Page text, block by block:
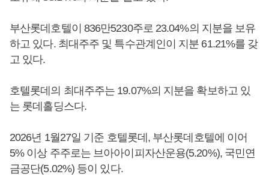
부산롯데호텔이 836만5230주로 23.04%의 지분을 보유
하고 있다. 최대주주 및 특수관계인이 지분 61.21%를 갖
고 있다.
호텔롯데의 최대주주는 19.07%의 지분을 확보하고 있
는 롯데홀딩스다.
2026년 1월27일 기준 호텔롯데, 부산롯데호텔에 이어
5% 이상 주주로는 브아아이피자산운용(5.20%), 국민연
금공단(5.02%) 등이 있다.